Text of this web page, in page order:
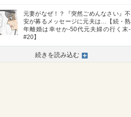
元妻がなぜ！？『突然ごめんなさい』不
安が募るメッセージに元夫は…【続・熟
年離婚は幸せか-50代元夫婦の行く末-
#20】
続きを読み込む